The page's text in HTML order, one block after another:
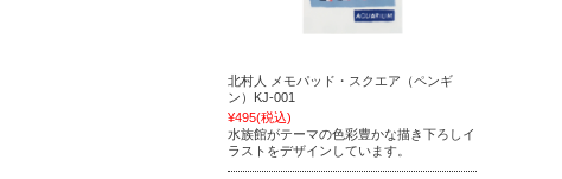
北村人 メモパッド・スクエア（ペンギ
ン）KJ-001
¥495(税込)
水族館がテーマの色彩豊かな描き下ろしイ
ラストをデザインしています。